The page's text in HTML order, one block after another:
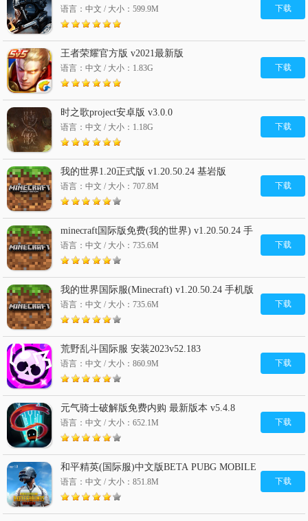
语言：中文 / 大小：599.9M 下载
王者荣耀官方版 v2021最新版
语言：中文 / 大小：1.83G 下载
时之歌project安卓版 v3.0.0
语言：中文 / 大小：1.18G 下载
我的世界1.20正式版 v1.20.50.24 基岩版
语言：中文 / 大小：707.8M 下载
minecraft国际版免费(我的世界) v1.20.50.24 手
机版
语言：中文 / 大小：735.6M 下载
我的世界国际服(Minecraft) v1.20.50.24 手机版
免费
语言：中文 / 大小：735.6M 下载
荒野乱斗国际服 安装2023v52.183
语言：中文 / 大小：860.9M 下载
元气骑士破解版免费内购 最新版本 v5.4.8
语言：中文 / 大小：652.1M 下载
和平精英(国际服)中文版BETA PUBG MOBILE
免费 v2.9.4
语言：中文 / 大小：851.8M 下载